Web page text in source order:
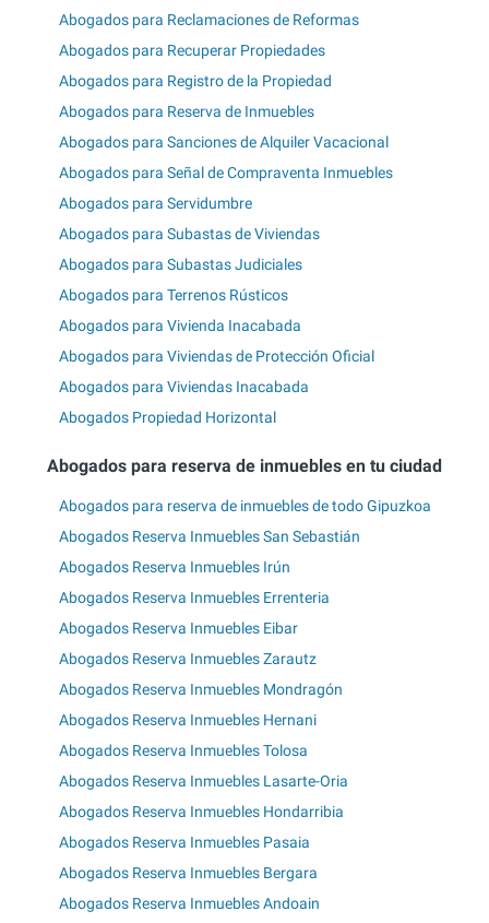
Abogados para Reclamaciones de Reformas
Abogados para Recuperar Propiedades
Abogados para Registro de la Propiedad
Abogados para Reserva de Inmuebles
Abogados para Sanciones de Alquiler Vacacional
Abogados para Señal de Compraventa Inmuebles
Abogados para Servidumbre
Abogados para Subastas de Viviendas
Abogados para Subastas Judiciales
Abogados para Terrenos Rústicos
Abogados para Vivienda Inacabada
Abogados para Viviendas de Protección Oficial
Abogados para Viviendas Inacabada
Abogados Propiedad Horizontal
Abogados para reserva de inmuebles en tu ciudad
Abogados para reserva de inmuebles de todo Gipuzkoa
Abogados Reserva Inmuebles San Sebastián
Abogados Reserva Inmuebles Irún
Abogados Reserva Inmuebles Errenteria
Abogados Reserva Inmuebles Eibar
Abogados Reserva Inmuebles Zarautz
Abogados Reserva Inmuebles Mondragón
Abogados Reserva Inmuebles Hernani
Abogados Reserva Inmuebles Tolosa
Abogados Reserva Inmuebles Lasarte-Oria
Abogados Reserva Inmuebles Hondarribia
Abogados Reserva Inmuebles Pasaia
Abogados Reserva Inmuebles Bergara
Abogados Reserva Inmuebles Andoain